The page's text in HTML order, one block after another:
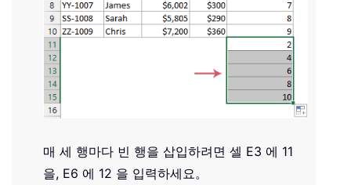
매 세 행마다 빈 행을 삽입하려면 셀 E3 에 11
을, E6 에 12 을 입력하세요。